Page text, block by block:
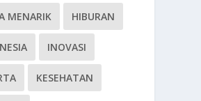
MENARIK HIBURAN
INOVASI
KESEHATAN